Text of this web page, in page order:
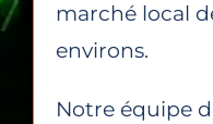
marché local
environs.
Notre équipe